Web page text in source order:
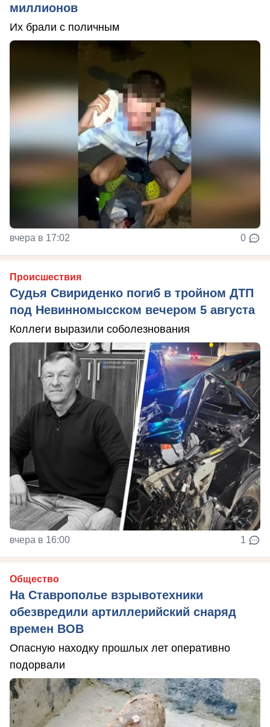
миллионов
Их брали с поличным
вчера в 17:02 0
Происшествия
Судья Свириденко погиб в тройном ДТП
под Невинномысском вечером 5 августа
Коллеги выразили соболезнования
вчера в 16:00 1
Общество
На Ставрополье взрывотехники
обезвредили артиллерийский снаряд
времен ВОВ
Опасную находку прошлых лет оперативно
подорвали